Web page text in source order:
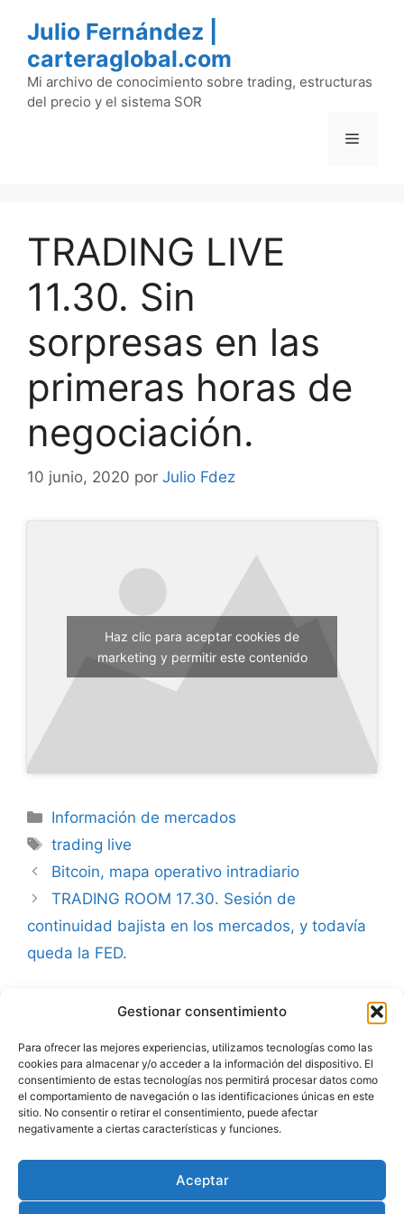
Gestionar consentimiento
Para ofrecer las mejores experiencias, utilizamos tecnologías como las
cookies para almacenar y/o acceder a la información del dispositivo. El
consentimiento de estas tecnologías nos permitirá procesar datos como
el comportamiento de navegación o las identificaciones únicas en este
sitio. No consentir o retirar el consentimiento, puede afectar
negativamente a ciertas características y funciones.
Aceptar
contenido
Julio Fernández |
carteraglobal.com
Mi archivo de conocimiento sobre trading, estructuras
del precio y el sistema SOR
Menú
TRADING LIVE
11.30. Sin
sorpresas en las
primeras horas de
negociación.
10 junio, 2020 por Julio Fdez
Haz clic para aceptar cookies de
marketing y permitir este contenido
Categorías
Información de mercados
Etiquetas
trading live
Bitcoin, mapa operativo intradiario
TRADING ROOM 17.30. Sesión de
continuidad bajista en los mercados, y todavía
queda la FED.
Advertencia
Política de privacidad
Aviso legal
Política de cookies